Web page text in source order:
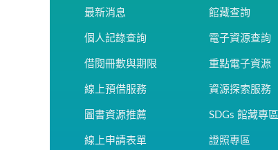
最新消息
個人記錄查詢
借閱冊數與期限
線上預借服務
圖書資源推薦
線上申請表單
館藏查詢
電子資源查詢
重點電子資源
資源探索服務
SDGs 館藏專區
證照專區